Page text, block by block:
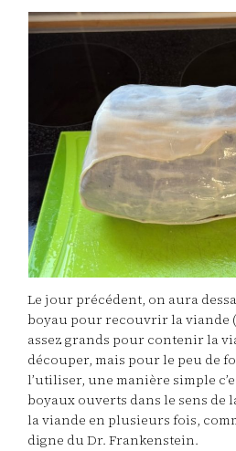
Le jour précédent, on aura
boyau pour recouvrir la viande
assez grands pour contenir la
découper, mais pour le peu de
l’utiliser, une manière simple
boyaux ouverts dans le sens
la viande en plusieurs fois,
digne du Dr. Frankenstein.